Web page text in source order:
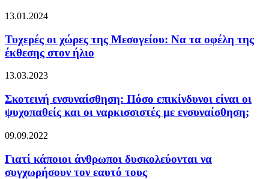
13.01.2024
Τυχερές οι χώρες της Μεσογείου: Να τα οφέλη της
έκθεσης στον ήλιο
13.03.2023
Σκοτεινή ενσυναίσθηση: Πόσο επικίνδυνοι είναι οι
ψυχοπαθείς και οι ναρκισσιστές με ενσυναίσθηση;
09.09.2022
Γιατί κάποιοι άνθρωποι δυσκολεύονται να
συγχωρήσουν τον εαυτό τους